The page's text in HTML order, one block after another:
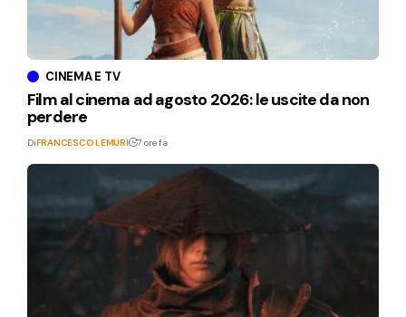
CINEMA E TV
Film al cinema ad agosto 2026: le uscite da non
perdere
DiFRANCESCO LEMURI 7 ore fa